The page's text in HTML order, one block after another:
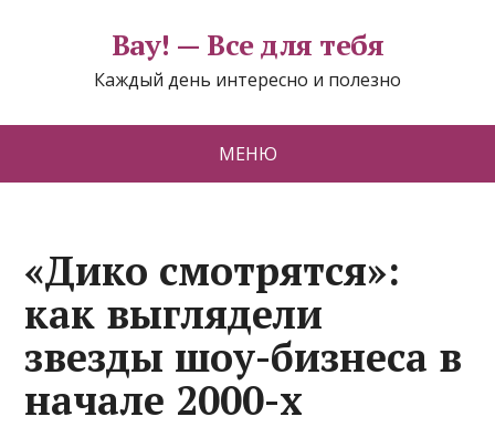
Вау! — Все для тебя
Каждый день интересно и полезно
МЕНЮ
«Дико смотрятся»:
как выглядели
звезды шоу-бизнеса в
начале 2000-х